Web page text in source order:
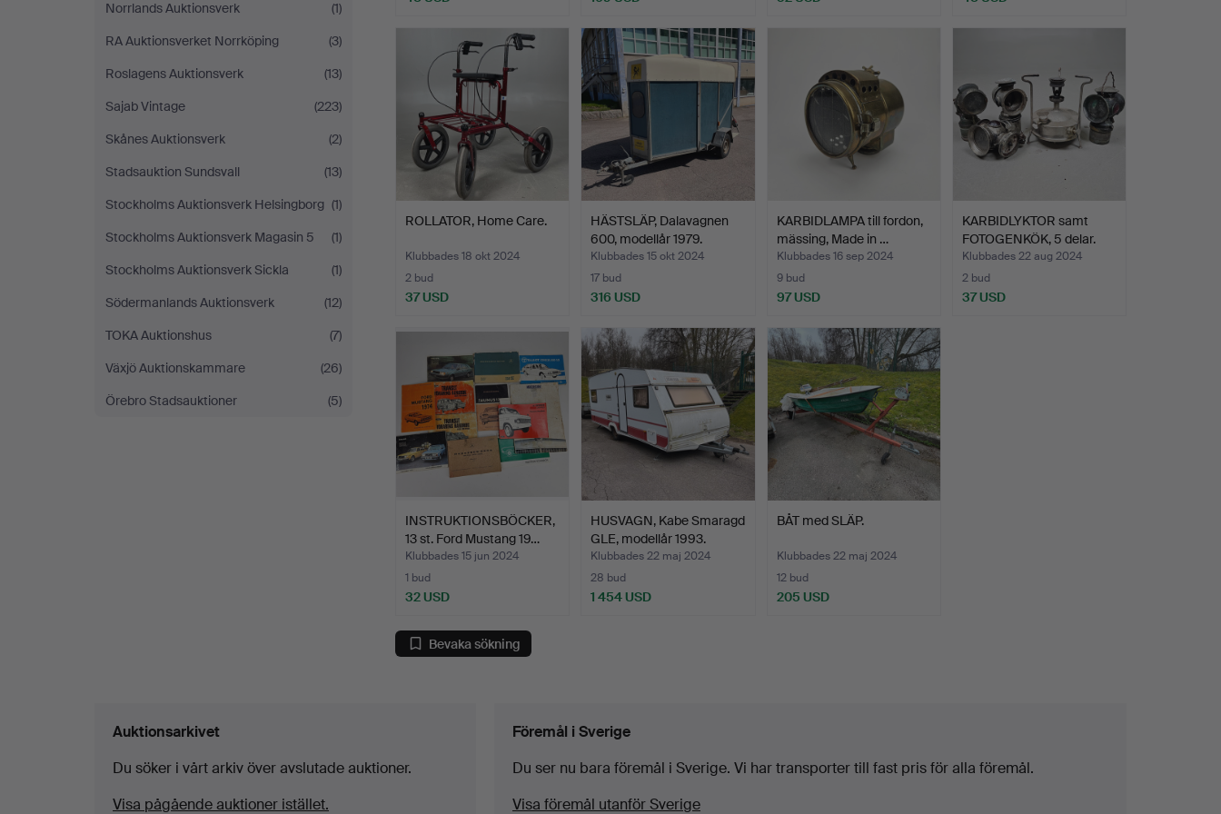
Norrlands Auktionsverk
(1)
RA Auktionsverket Norrköping
(3)
Roslagens Auktionsverk
(13)
Sajab Vintage
(223)
Skånes Auktionsverk
(2)
Stadsauktion Sundsvall
(13)
Stockholms Auktionsverk Helsingborg (1)
Stockholms Auktionsverk Magasin 5
(1)
Stockholms Auktionsverk Sickla
(1)
Södermanlands Auktionsverk
(12)
TOKA Auktionshus
(7)
Växjö Auktionskammare
(26)
Örebro Stadsauktioner
(5)
ROLLATOR, Home Care.
Klubbades 18 okt 2024
2 bud
37 USD
HÄSTSLÄP, Dalavagnen
600, modellår 1979.
Klubbades 15 okt 2024
17 bud
316 USD
KARBIDLAMPA till fordon,
mässing, Made in …
Klubbades 16 sep 2024
9 bud
97 USD
KARBIDLYKTOR samt
FOTOGENKÖK, 5 delar.
Klubbades 22 aug 2024
2 bud
37 USD
INSTRUKTIONSBÖCKER,
13 st. Ford Mustang 19…
Klubbades 15 jun 2024
1 bud
32 USD
HUSVAGN, Kabe Smaragd
GLE, modellår 1993.
Klubbades 22 maj 2024
28 bud
1 454 USD
BÅT med SLÄP.
Klubbades 22 maj 2024
12 bud
205 USD
Bevaka sökning
Auktionsarkivet
Du söker i vårt arkiv över avslutade auktioner.
Visa pågående auktioner istället.
Föremål i Sverige
Du ser nu bara föremål i Sverige. Vi har transporter till fast pris för alla föremål.
Visa föremål utanför Sverige